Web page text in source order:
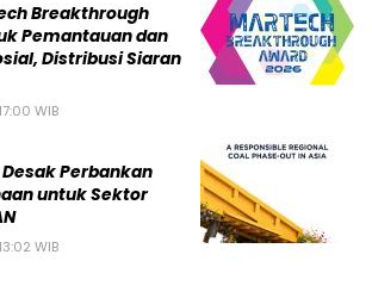
Breakthrough
Pemantauan dan
Distribusi Siaran
WIB
Perbankan
untuk Sektor
WIB